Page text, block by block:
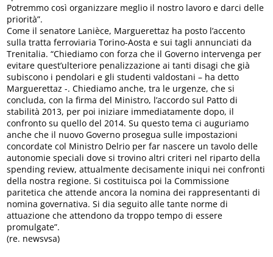
Potremmo così organizzare meglio il nostro lavoro e darci delle
priorità”.
Come il senatore Lanièce, Marguerettaz ha posto l’accento
sulla tratta ferroviaria Torino-Aosta e sui tagli annunciati da
Trenitalia. “Chiediamo con forza che il Governo intervenga per
evitare quest’ulteriore penalizzazione ai tanti disagi che già
subiscono i pendolari e gli studenti valdostani – ha detto
Marguerettaz -. Chiediamo anche, tra le urgenze, che si
concluda, con la firma del Ministro, l’accordo sul Patto di
stabilità 2013, per poi iniziare immediatamente dopo, il
confronto su quello del 2014. Su questo tema ci auguriamo
anche che il nuovo Governo prosegua sulle impostazioni
concordate col Ministro Delrio per far nascere un tavolo delle
autonomie speciali dove si trovino altri criteri nel riparto della
spending review, attualmente decisamente iniqui nei confronti
della nostra regione. Si costituisca poi la Commissione
paritetica che attende ancora la nomina dei rappresentanti di
nomina governativa. Si dia seguito alle tante norme di
attuazione che attendono da troppo tempo di essere
promulgate”.
(re. newsvsa)